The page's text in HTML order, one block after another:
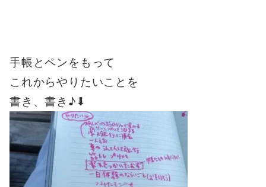
手帳とペンをもって
これからやりたいことを
書き、書き♪⬇︎